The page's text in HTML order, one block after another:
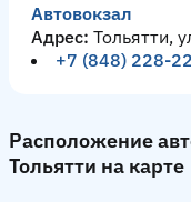
Автовокзал
Адрес: Тольятти,
+7 (848) 228-
Расположение
Тольятти на карте